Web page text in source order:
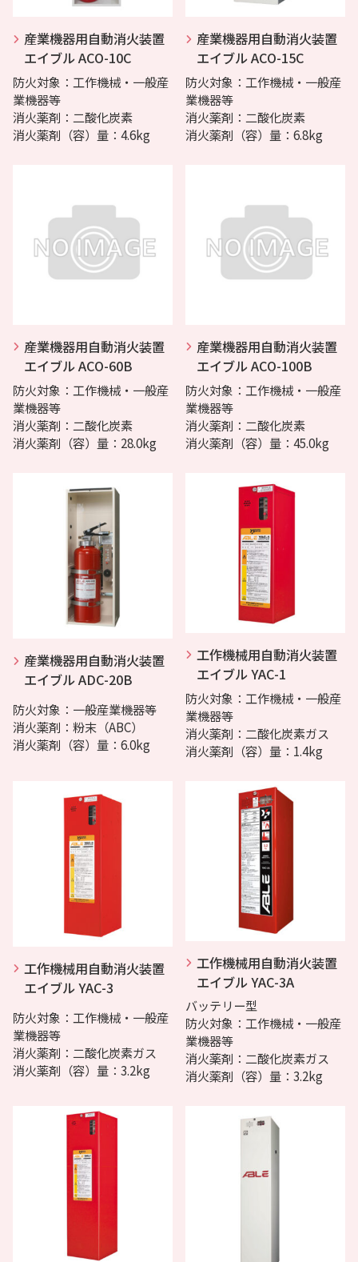
産業機器用自動消火装置
エイブル ACO-10C
防火対象：工作機械・一般産
業機器等
消火薬剤：二酸化炭素
消火薬剤（容）量：4.6kg
産業機器用自動消火装置
エイブル ACO-15C
防火対象：工作機械・一般産
業機器等
消火薬剤：二酸化炭素
消火薬剤（容）量：6.8kg
産業機器用自動消火装置
エイブル ACO-60B
防火対象：工作機械・一般産
業機器等
消火薬剤：二酸化炭素
消火薬剤（容）量：28.0kg
産業機器用自動消火装置
エイブル ACO-100B
防火対象：工作機械・一般産
業機器等
消火薬剤：二酸化炭素
消火薬剤（容）量：45.0kg
産業機器用自動消火装置
エイブル ADC-20B
防火対象：一般産業機器等
消火薬剤：粉末（ABC）
消火薬剤（容）量：6.0kg
工作機械用自動消火装置
エイブル YAC-1
防火対象：工作機械・一般産
業機器等
消火薬剤：二酸化炭素ガス
消火薬剤（容）量：1.4kg
工作機械用自動消火装置
エイブル YAC-3
防火対象：工作機械・一般産
業機器等
消火薬剤：二酸化炭素ガス
消火薬剤（容）量：3.2kg
工作機械用自動消火装置
エイブル YAC-3A
バッテリー型
防火対象：工作機械・一般産
業機器等
消火薬剤：二酸化炭素ガス
消火薬剤（容）量：3.2kg